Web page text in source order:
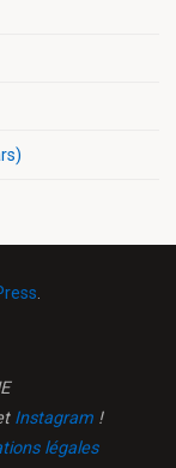
.
Instagram !
légales